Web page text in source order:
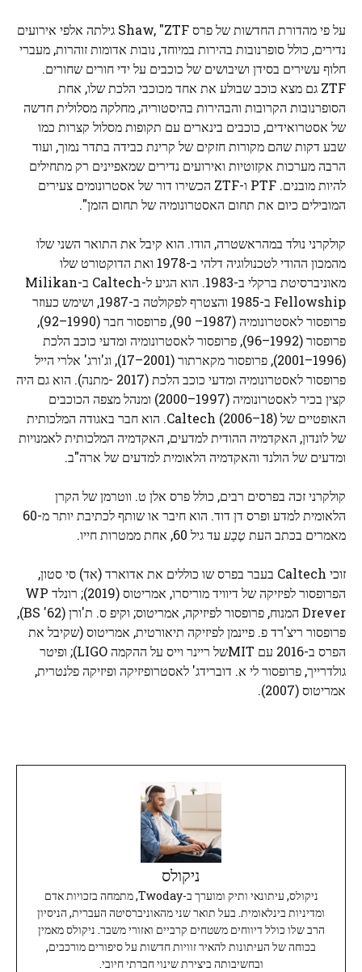
על פי מהדורת החדשות של פרס Shaw, "ZTF גילתה אלפי אירועים
נדירים, כולל סופרנובות בהירות במיוחד, נובות אדומות זוהרות, מעברי
חלוף עשירים בסידן ושיבושים של כוכבים על ידי חורים שחורים.
ZTF גם מצא כוכב שבולע את אחד מכוכבי הלכת שלו, אחת
הסופרנובות הקרובות והבהירות בהיסטוריה, מחלקה מסלולית חדשה
של אסטרואידים, כוכבים בינארים עם תקופות מסלול קצרות כמו
שבע דקות שהם מקורות חזקים של קרינת כבידה בתדר נמוך, ועוד
הרבה מערכות אקזוטיות ואירועים נדירים שמאפיינים רק מתחילים
להיות מובנים. PTF ו-ZTF הכשירו דור של אסטרונומים צעירים
המובילים כיום את תחום האסטרונומיה של תחום הזמן".
קולקרני נולד במהראשטרה, הודו. הוא קיבל את התואר השני שלו
מהמכון ההודי לטכנולוגיה דלהי ב-1978 ואת הדוקטורט שלו
מאוניברסיטת ברקלי ב-1983. הוא הגיע ל-Caltech ב-Milikan
Fellowship ב-1985 והצטרף לפקולטה ב-1987, ושימש כעוזר
פרופסור לאסטרונומיה (1987– 90), פרופסור חבר (1990–92),
פרופסור (1992–96), פרופסור לאסטרונומיה ומדעי כוכב הלכת
(1996–2001), פרופסור מקארתור (2001–17), וג'ורג' אלרי הייל
פרופסור לאסטרונומיה ומדעי כוכב הלכת (2017 -מתנה). הוא גם היה
קצין בכיר לאסטרונומיה (1997–2000) ומנהל מצפה הכוכבים
האופטיים של Caltech (2006–18). הוא חבר באגודה המלכותית
של לונדון, האקדמיה ההודית למדעים, האקדמיה המלכותית לאמנויות
ומדעים של הולנד והאקדמיה הלאומית למדעים של ארה"ב.
קולקרני זכה בפרסים רבים, כולל פרס אלן ט. ווטרמן של הקרן
הלאומית למדע ופרס דן דוד. הוא חיבר או שותף לכתיבת יותר מ-60
מאמרים בכתב העתטֶבַע עד גיל 60, אחת ממטרות חייו.
זוכי Caltech בעבר בפרס שו כוללים את אדוארד (אד) סי סטון,
הפרופסור לפיזיקה של דיוויד מוריסרו, אמריטוס (2019); רונלד WP
Drever המנוח, פרופסור לפיזיקה, אמריטוס; וקיפ ס. ת'ורן (BS '62),
פרופסור ריצ'רד פ. פיינמן לפיזיקה תיאורטית, אמריטוס (שקיבל את
הפרס ב-2016 עם
MITשל ריינר וייס על ההקמהLIGO); ופיטר
גולדרייך, פרופסור לי א. דוברידג' לאסטרופיזיקה ופיזיקה פלנטרית,
אמריטוס (2007).
ניקולס
ניקולס, עיתונאי ותיק ומוערך ב-Twoday, מתמחה בזכויות אדם
ומדיניות בינלאומית. בעל תואר שני מהאוניברסיטה העברית, הניסיון
הרב שלו כולל דיווחים משטחים קרביים ואזורי משבר. ניקולס מאמין
בכוחה של העיתונות להאיר זוויות חדשות על סיפורים מורכבים,
ובחשיבותה ביצירת שינוי חברתי חיובי.